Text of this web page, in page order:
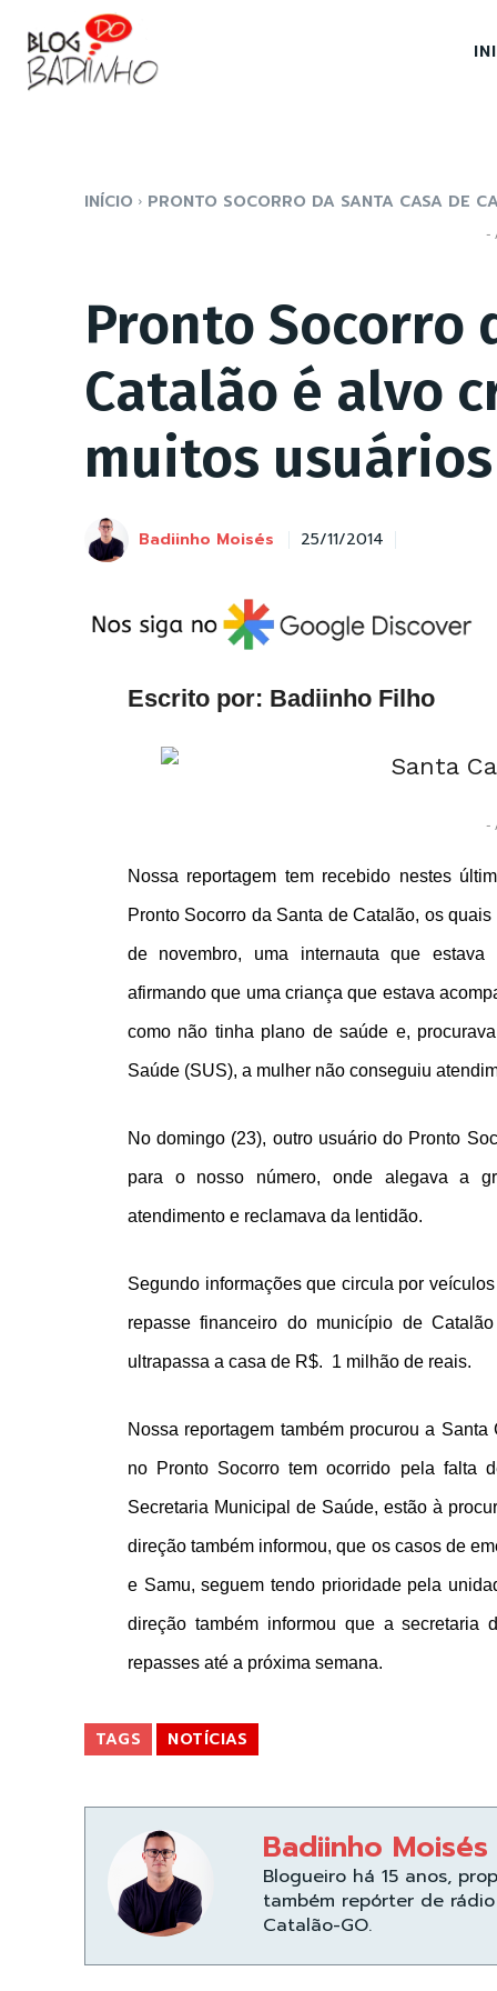
INÍCIO PRONTO SOCORRO DA SANTA CASA DE
-
Pronto Socorro
Catalão é alvo
muitos usuários
Badiinho Moisés 25/11/2014
Escrito por: Badiinho Filho
-
Nossa reportagem tem recebido nestes
Pronto Socorro da Santa de Catalão, os
de novembro, uma internauta que estava
afirmando que uma criança que estava
como não tinha plano de saúde e,
Saúde (SUS), a mulher não conseguiu
No domingo (23), outro usuário do Pronto
para o nosso número, onde alegava a
atendimento e reclamava da lentidão.
Segundo informações que circula por
repasse financeiro do município de
ultrapassa a casa de R$. 1 milhão de reais.
Nossa reportagem também procurou a
no Pronto Socorro tem ocorrido pela falta
Secretaria Municipal de Saúde, estão à
direção também informou, que os casos de
e Samu, seguem tendo prioridade pela
direção também informou que a secretaria
repasses até a próxima semana.
TAGS NOTÍCIAS
Badiinho Moisés
Blogueiro há 15 anos,
também repórter de rádio
Catalão-GO.